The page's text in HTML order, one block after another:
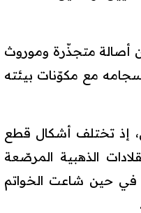
أصالة متجذّرة وموروث
مع مكوّنات بيئته
إذ تختلف أشكال قطع
الذهبية المرصّعة
في حين شاعت الخواتم